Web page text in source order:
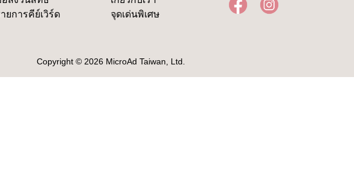
ยการคีย์เวิร์ด
จุดเด่นพิเศษ
Copyright © 2026 MicroAd Taiwan, Ltd.